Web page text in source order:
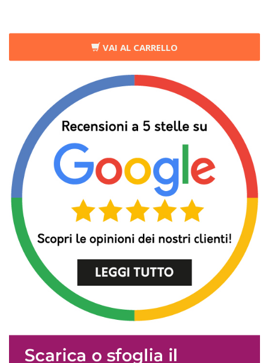
VAI AL CARRELLO